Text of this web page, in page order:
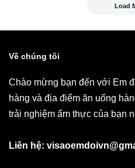
Load
Về chúng tôi
Chào mừng bạn đến với Em
hàng và địa điểm ăn uống
trải nghiệm ẩm thực của bạn
Liên hệ: